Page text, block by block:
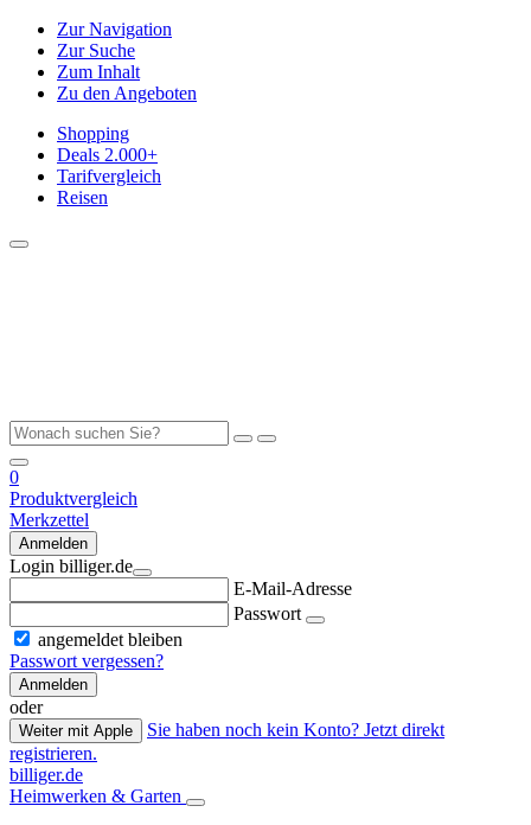
Zur Navigation
Zur Suche
Zum Inhalt
Zu den Angeboten
Shopping
Deals 2.000+
Tarifvergleich
Reisen
0
Produktvergleich
Merkzettel
Anmelden
Login billiger.de
E-Mail-Adresse
Passwort
angemeldet bleiben
Passwort vergessen?
Anmelden
oder
Weiter mit Apple
Sie haben noch kein Konto? Jetzt direkt
registrieren.
billiger.de
Heimwerken & Garten